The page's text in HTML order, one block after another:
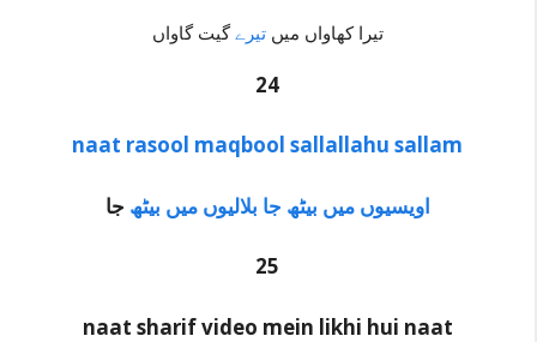
تیرا کھاواں میںتیرے گیت گاواں
24
naat rasool maqbool sallallahu sallam
اویسیوں میں بیٹھ جا بلالیوں میں بیٹھ جا
25
naat sharif video mein likhi hui naat